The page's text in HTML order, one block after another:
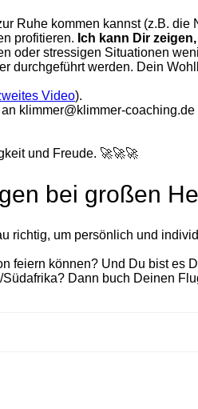
Ruhe kommen kannst (z.B. die
profitieren. Ich kann Dir zeigen,
oder stressigen Situationen
durchgeführt werden. Dein
Video).
klimmer@klimmer-coaching.de
und Freude. 🚀🚀🚀
bei großen
richtig, um persönlich und
können? Und Du bist es
Dann buch Deinen